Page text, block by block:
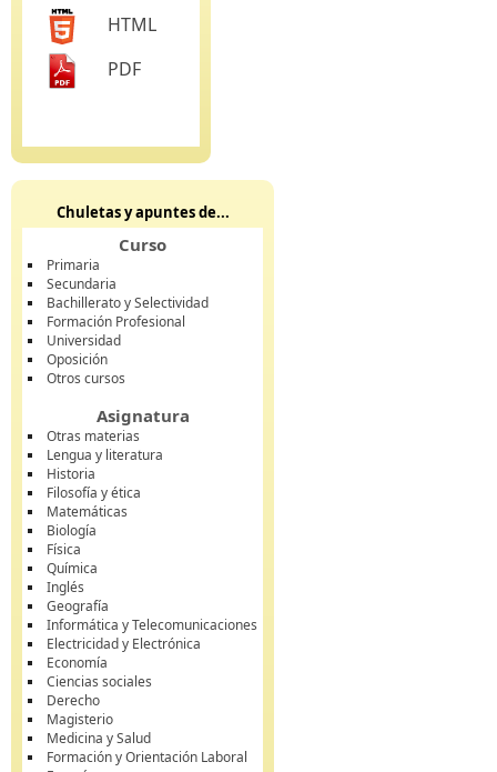
HTML
PDF
Chuletas y apuntes de...
Curso
Primaria
Secundaria
Bachillerato y Selectividad
Formación Profesional
Universidad
Oposición
Otros cursos
Asignatura
Otras materias
Lengua y literatura
Historia
Filosofía y ética
Matemáticas
Biología
Física
Química
Inglés
Geografía
Informática y Telecomunicaciones
Electricidad y Electrónica
Economía
Ciencias sociales
Derecho
Magisterio
Medicina y Salud
Formación y Orientación Laboral